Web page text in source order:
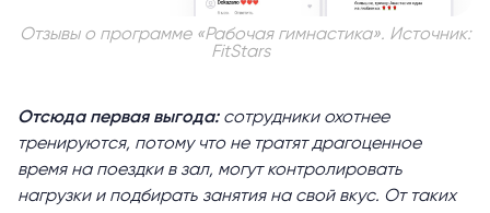
Отзывы о программе «Рабочая гимнастика». Источник:
FitStars
Отсюда первая выгода: сотрудники охотнее
тренируются, потому что не тратят драгоценное
время на поездки в зал, могут контролировать
нагрузки и подбирать занятия на свой вкус. От таких